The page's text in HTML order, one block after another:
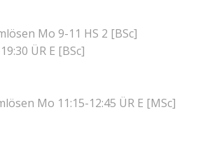
Mo 9-11 HS 2 [BSc]
ÜR E [BSc]
Mo 11:15-12:45 ÜR E [MSc]